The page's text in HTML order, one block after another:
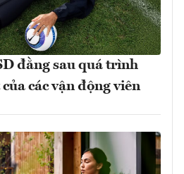
đằng sau quá trình
các vận động viên